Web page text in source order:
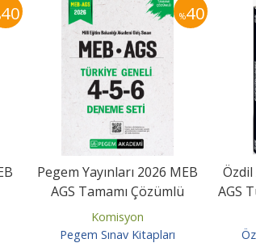
40 %40
Pegem Yayınları 2026 MEB
AGS Tamamı Çözümlü
Türkiye Geneli 4-5-6 (3'lü...
Komisyon
Pegem Sınav Kitapları
AGS
lı